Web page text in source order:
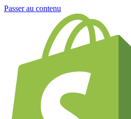
Passer au contenu